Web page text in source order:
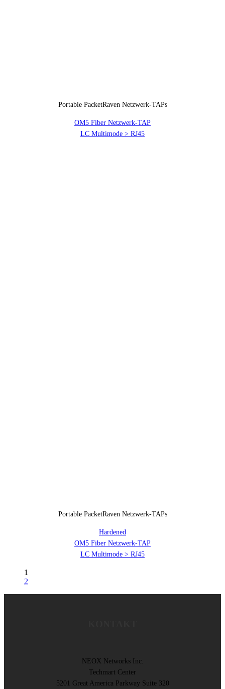
Portable PacketRaven Netzwerk-TAPs
OM5 Fiber Netzwerk-TAP
LC Multimode > RJ45
Portable PacketRaven Netzwerk-TAPs
Hardened
OM5 Fiber Netzwerk-TAP
LC Multimode > RJ45
1
2
NEOX Networks Inc.
Techmart Center
5201 Great America Parkway Suite 320